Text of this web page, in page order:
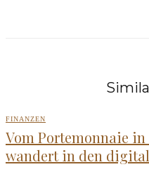
FINANZEN
Vom Portemonnaie
wandert in den